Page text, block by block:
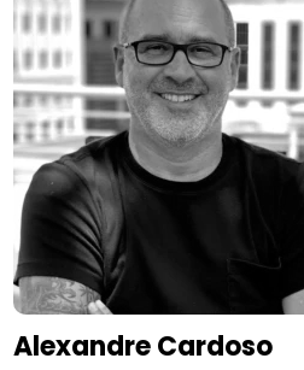
Alexandre Cardoso